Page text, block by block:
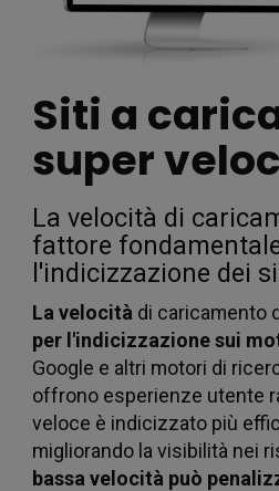
Siti a
super
La velocità di
fattore
l'indicizzazione dei
La velocità di caricamento
per l'indicizzazione sui
Google e altri motori di
offrono esperienze utente
veloce è indicizzato più
migliorando la visibilità nei
bassa velocità può